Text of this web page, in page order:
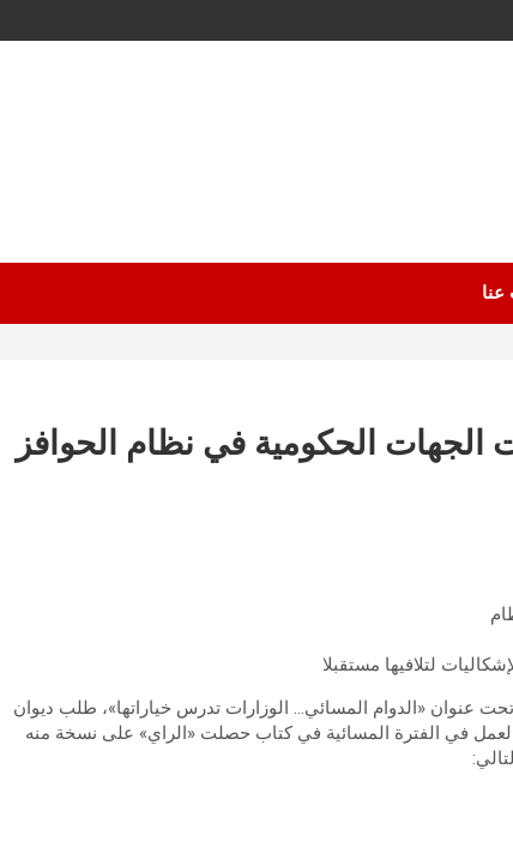
الجهات الحكومية في نظام الحوافز
لتلافيها مستقبلا
«الراي» في عددها الصادر بتاريخ 1 سبتمبر تحت عنوان «الدوام المسائي… الوزارات تدرس خياراتها»، طلب ديوان
في الفترة المسائية في كتاب حصلت «الراي» على نسخة منه